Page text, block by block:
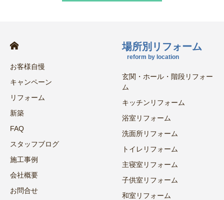
お客様自慢
キャンペーン
リフォーム
新築
FAQ
スタッフブログ
施工事例
会社概要
お問合せ
場所別リフォーム
reform by location
玄関・ホール・階段リフォー
ム
キッチンリフォーム
浴室リフォーム
洗面所リフォーム
トイレリフォーム
主寝室リフォーム
子供室リフォーム
和室リフォーム